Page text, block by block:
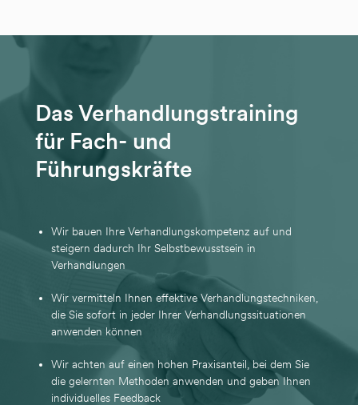
Das Verhandlungstraining
für Fach- und
Führungskräfte
Wir bauen Ihre Verhandlungskompetenz auf und
steigern dadurch Ihr Selbstbewusstsein in
Verhandlungen
Wir vermitteln Ihnen effektive Verhandlungstechniken,
die Sie sofort in jeder Ihrer Verhandlungssituationen
anwenden können
Wir achten auf einen hohen Praxisanteil, bei dem Sie
die gelernten Methoden anwenden und geben Ihnen
individuelles Feedback